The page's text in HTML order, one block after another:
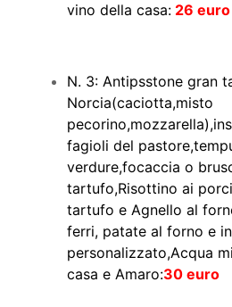
vino della casa: 26 euro
N. 3: ​Antipsstone gran
Norcia(caciotta,misto
fagioli del
verdure,focaccia o
tartufo,Risottino ai
tartufo e Agnello al
ferri, patate al forno e
personalizzato,Acqua
casa e Amaro:30 euro